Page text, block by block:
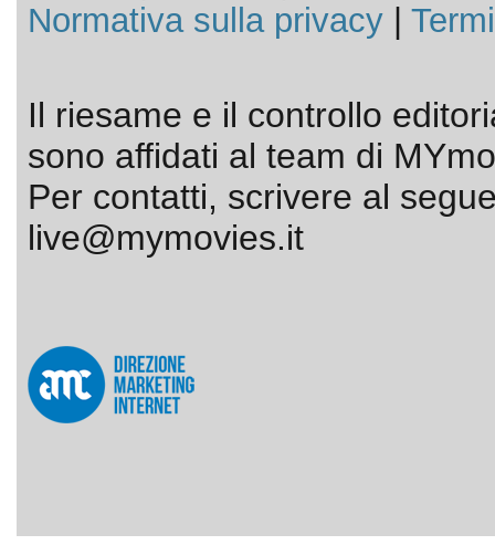
Normativa sulla privacy|
Il riesame e il controllo
sono affidati al team di
Per contatti, scrivere al
live@mymovies.it